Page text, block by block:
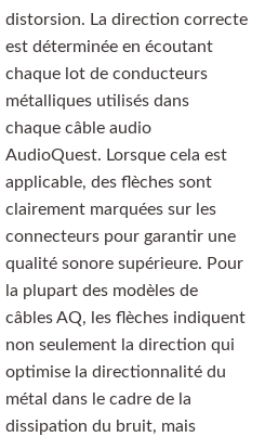
distorsion. La direction correcte
est déterminée en écoutant
chaque lot de conducteurs
métalliques utilisés dans
chaque câble audio
AudioQuest. Lorsque cela est
applicable, des flèches sont
clairement marquées sur les
connecteurs pour garantir une
qualité sonore supérieure. Pour
la plupart des modèles de
câbles AQ, les flèches indiquent
non seulement la direction qui
optimise la directionnalité du
métal dans le cadre de la
dissipation du bruit, mais